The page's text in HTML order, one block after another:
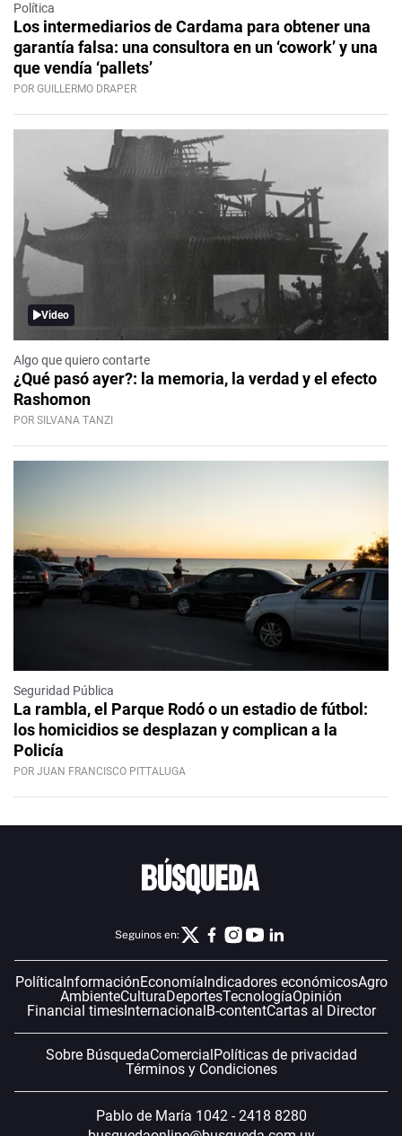
Política
Los intermediarios de Cardama para obtener una
garantía falsa: una consultora en un ‘cowork’ y una
que vendía ‘pallets’
POR GUILLERMO DRAPER
Video
Algo que quiero contarte
¿Qué pasó ayer?: la memoria, la verdad y el efecto
Rashomon
POR SILVANA TANZI
Seguridad Pública
La rambla, el Parque Rodó o un estadio de fútbol:
los homicidios se desplazan y complican a la
Policía
POR JUAN FRANCISCO PITTALUGA
Seguinos en:
Política InformaciónEconomía Indicadores económicosAgro
AmbienteCulturaDeportesTecnologíaOpinión
Financial timesInternacional B-contentCartas al Director
Sobre BúsquedaComercial Políticas de privacidad
Términos y Condiciones
Pablo de María 1042 - 2418 8280